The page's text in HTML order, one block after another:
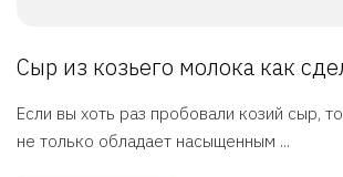
Сыр из козьего молока как
Если вы хоть раз пробовали козий сыр,
не только обладает насыщенным ...